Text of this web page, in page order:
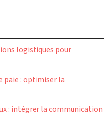
logistiques pour
paie : optimiser la
: intégrer la communication